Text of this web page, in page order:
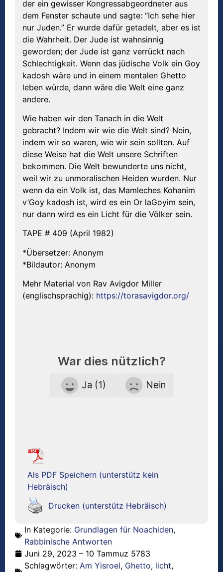
der ein gewisser Kongressabgeordneter aus
dem Fenster schaute und sagte: “Ich sehe hier
nur Juden.” Er wurde dafür getadelt, aber es ist
die Wahrheit. Der Jude ist wahnsinnig
geworden; der Jude ist ganz verrückt nach
Schlechtigkeit. Wenn das jüdische Volk ein Goy
kadosh wäre und in einem mentalen Ghetto
leben würde, dann wäre die Welt eine ganz
andere.
Wie haben wir den Tanach in die Welt
gebracht? Indem wir wie die Welt sind? Nein,
indem wir so waren, wie wir sein sollten. Auf
diese Weise hat die Welt unsere Schriften
bekommen. Die Welt bewunderte uns nicht,
weil wir zu unmoralischen Heiden wurden. Nur
wenn da ein Volk ist, das Mamleches Kohanim
v’Goy kadosh ist, wird es ein Or laGoyim sein,
nur dann wird es ein Licht für die Völker sein.
TAPE # 409 (April 1982)
*Übersetzer: Anonym
*Bildautor: Anonym
Mehr Material von Rav Avigdor Miller
(englischsprachig): https://torasavigdor.org/
War dies nützlich?
Ja (1) Nein
Als PDF Speichern (unterstütz kein
Hebräisch)
Drucken (unterstütz Hebräisch)
In Kategorie: Grundlagen für Noachiden,
Rabbinische Antworten
Juni 29, 2023 – 10 Tammuz 5783
Schlagwörter: Am Yisroel, Ghetto, licht,